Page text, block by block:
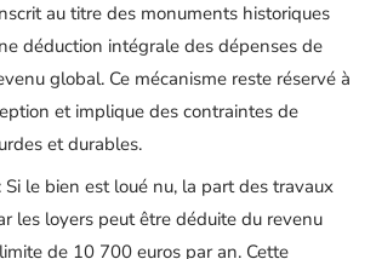
au titre des monuments historiques
déduction intégrale des dépenses de
global. Ce mécanisme reste réservé à
et implique des contraintes de
et durables.
: Si le bien est loué nu, la part des travaux
les loyers peut être déduite du revenu
de 10 700 euros par an. Cette